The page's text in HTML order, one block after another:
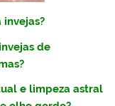
de
e limpeza astral